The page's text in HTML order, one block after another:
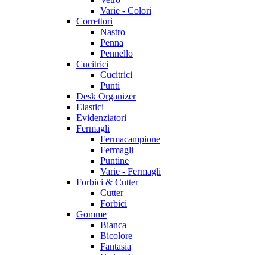
Varie - Colori
Correttori
Nastro
Penna
Pennello
Cucitrici
Cucitrici
Punti
Desk Organizer
Elastici
Evidenziatori
Fermagli
Fermacampione
Fermagli
Puntine
Varie - Fermagli
Forbici & Cutter
Cutter
Forbici
Gomme
Bianca
Bicolore
Fantasia